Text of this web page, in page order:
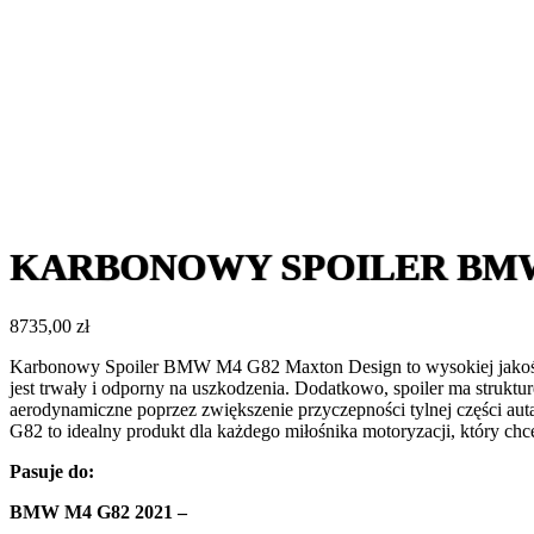
KARBONOWY SPOILER
8735,00 zł
Karbonowy Spoiler BMW M4 G82 Maxton Design to wysokiej
jest trwały i odporny na uszkodzenia. Dodatkowo, spoiler ma
aerodynamiczne poprzez zwiększenie przyczepności tylnej części
G82 to idealny produkt dla każdego miłośnika motoryzacji, który
Pasuje do:
BMW M4 G82 2021 –